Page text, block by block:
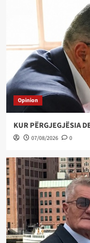
Opinion
KUR PËRGJEGJËSIA
07/08/2026 0